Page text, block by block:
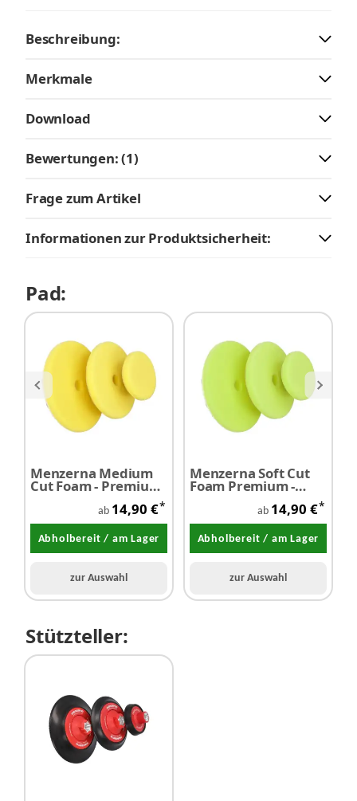
Beschreibung:
Merkmale
Download
Bewertungen: (1)
Frage zum Artikel
Informationen zur Produktsicherheit:
Pad:
Menzerna Medium
Cut Foam - Premium
ab 14,90 €*
Abholbereit / am Lager
zur Auswahl
Menzerna Soft Cut
Foam Premium -
ab 14,90 €*
Abholbereit / am Lager
zur Auswahl
Stützteller: